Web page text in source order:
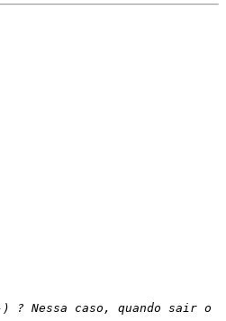
? Nessa caso, quando sair o